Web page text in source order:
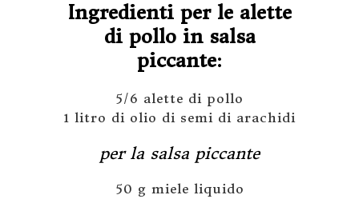
Ingredienti per le alette
di pollo in salsa
piccante:
5/6 alette di pollo
1 litro di olio di semi di arachidi
per la salsa piccante
50 g miele liquido